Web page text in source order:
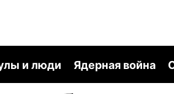
и люди Ядерная война